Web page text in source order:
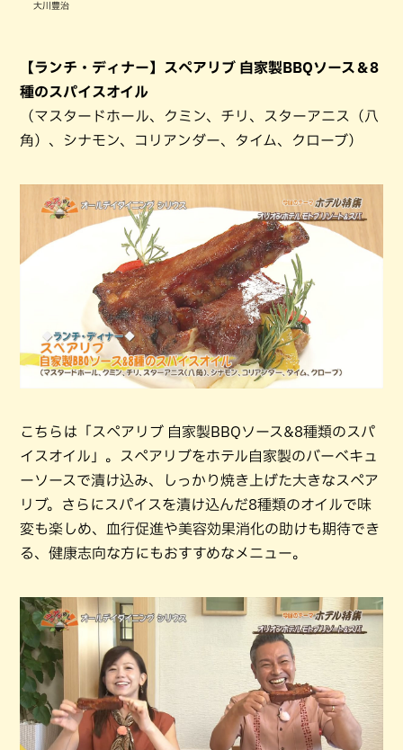
大川豊治
【ランチ・ディナー】スペアリブ 自家製BBQソース＆8
種のスパイスオイル
（マスタードホール、クミン、チリ、スターアニス（八
角）、シナモン、コリアンダー、タイム、クローブ）
こちらは「スペアリブ 自家製BBQソース&8種類のスパ
イスオイル」。スペアリブをホテル自家製のバーベキュ
ーソースで漬け込み、しっかり焼き上げた大きなスペア
リブ。さらにスパイスを漬け込んだ8種類のオイルで味
変も楽しめ、血行促進や美容効果消化の助けも期待でき
る、健康志向な方にもおすすめなメニュー。